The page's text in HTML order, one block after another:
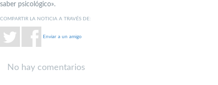
saber psicológico».
COMPARTIR LA NOTICIA A TRAVÉS DE:
Enviar a un amigo
No hay comentarios